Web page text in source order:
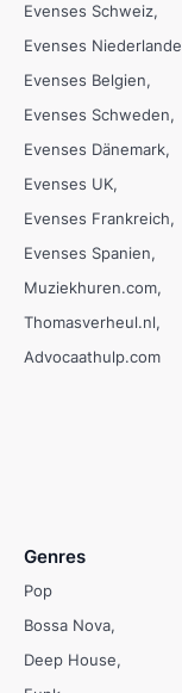
Evenses Schweiz
Evenses Niederlande
Evenses Belgien
Evenses Schweden
Evenses Dänemark
Evenses UK
Evenses Frankreich
Evenses Spanien
Muziekhuren.com
Thomasverheul.nl
Advocaathulp.com
Genres
Pop
Bossa Nova
Deep House